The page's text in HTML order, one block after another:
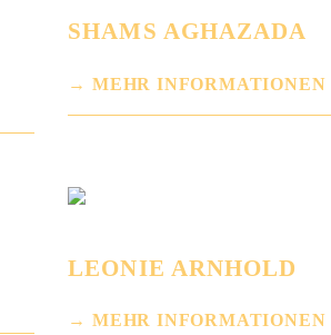
SHAMS AGHAZADA
MEHR INFORMATIONEN
LEONIE ARNHOLD
MEHR INFORMATIONEN